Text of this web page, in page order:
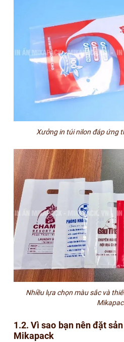
Xưởng in túi nilon đáp ứng
Nhiều lựa chọn màu sắc và
1.2. Vì sao bạn nên đặt
Mikapack